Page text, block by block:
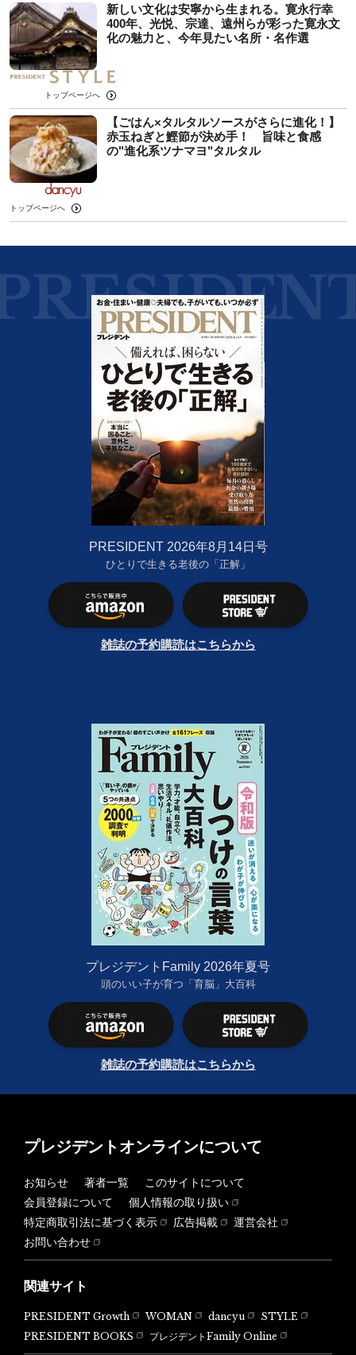
新しい文化は安寧から生まれる。寛永行幸
400年、光悦、宗達、遠州らが彩った寛永文
化の魅力と、今年見たい名所・名作選
トップページへ
【ごはん×タルタルソースがさらに進化！】
赤玉ねぎと鰹節が決め手！ 旨味と食感
の"進化系ツナマヨ"タルタル
トップページへ
PRESIDENT 2026年8月14日号
ひとりで生きる老後の「正解」
雑誌の予約購読はこちらから
プレジデントFamily 2026年夏号
頭のいい子が育つ「育脳」大百科
雑誌の予約購読はこちらから
プレジデントオンラインについて
お知らせ 著者一覧
このサイトについて
会員登録について
個人情報の取り扱い
特定商取引法に基づく表示
広告掲載
運営会社
お問い合わせ
関連サイト
PRESIDENT Growth WOMAN dancyu
STYLE
PRESIDENT BOOKS
プレジデントFamily Online